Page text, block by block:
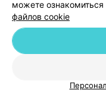
© 2026 ООО «Артокс Лаб»,
г. Минск, улица
можете
файлов cookie